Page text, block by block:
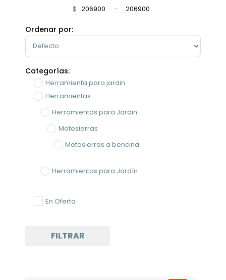
$ Minimum Price
-
Maximum Price
Ordenar por:
Sort Products
Categorías:
Herramienta para jardin
Herramientas
Herramientas para Jardin
Motosierras
Motosierras a bencina
Herramientas para Jardín
En Oferta
FILTRAR